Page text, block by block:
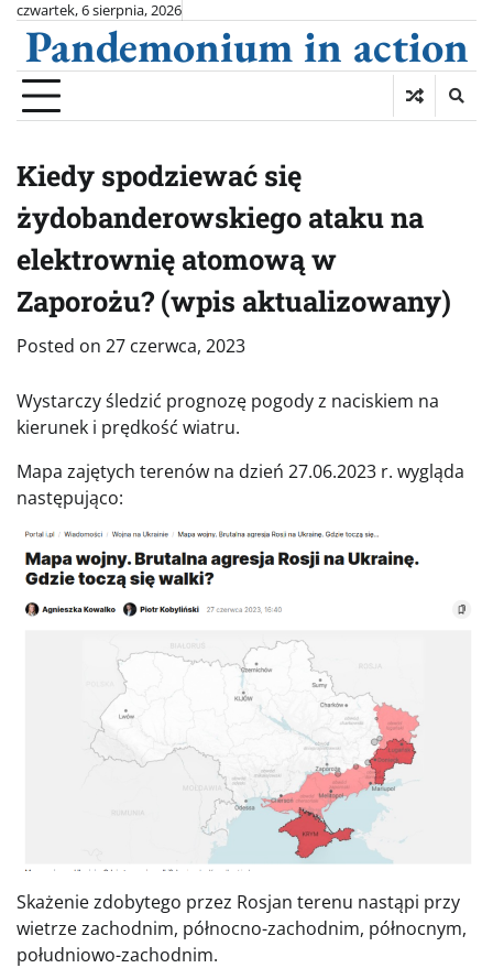
Skip
content
czwartek, 6 sierpnia, 2026
Pandemonium in action
Kiedy spodziewać się
żydobanderowskiego ataku na
elektrownię atomową w
Zaporożu? (wpis aktualizowany)
Posted on 27 czerwca, 2023
Wystarczy śledzić prognozę pogody z naciskiem na
kierunek i prędkość wiatru.
Mapa zajętych terenów na dzień 27.06.2023 r. wygląda
następująco:
Skażenie zdobytego przez Rosjan terenu nastąpi przy
wietrze zachodnim, północno-zachodnim, północnym,
południowo-zachodnim.